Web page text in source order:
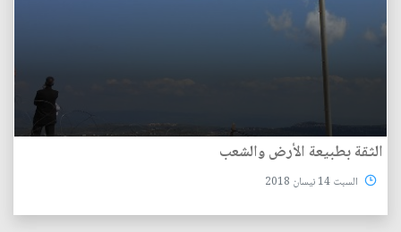
الثقة بطبيعة الأرض والشعب
السبت 14 نيسان 2018